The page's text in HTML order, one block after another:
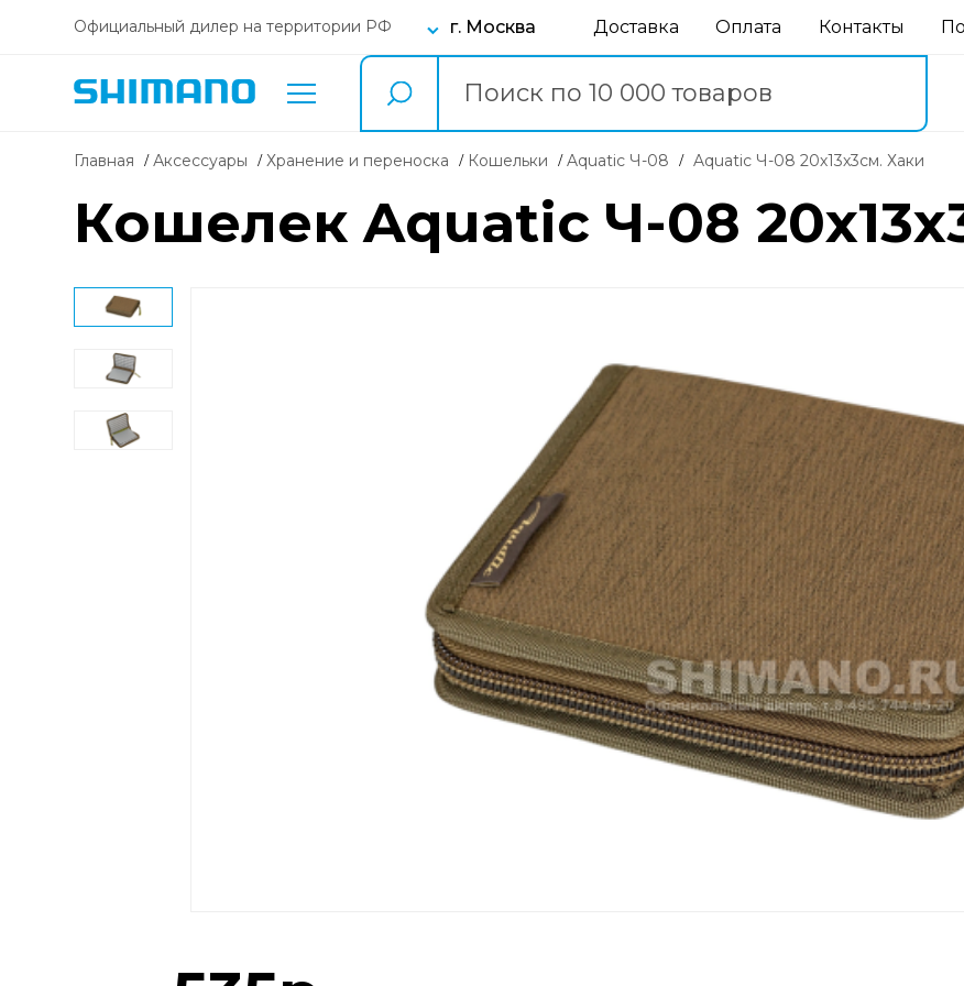
Официальный дилер на территории РФ г. Москва Доставка Оплата Контакты
Главная Аксессуары Хранение и переноска Кошельки Aquatic Ч-08 Aquatic Ч-08 20х13х3см. Хаки
Кошелек Aquatic Ч-08